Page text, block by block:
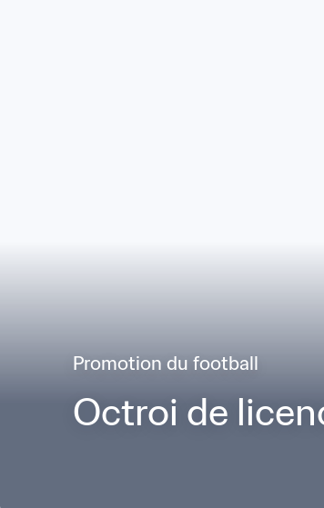
Promotion du football
Octroi de